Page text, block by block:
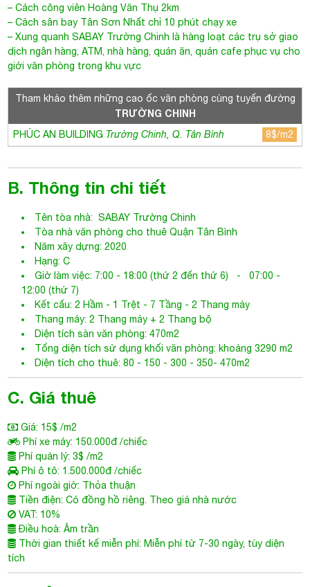
– Cách công viên Hoàng Văn Thụ 2km
– Cách sân bay Tân Sơn Nhất chỉ 10 phút chạy xe
– Xung quanh SABAY Trường Chinh là hàng loạt các trụ sở giao
dịch ngân hàng, ATM, nhà hàng, quán ăn, quán cafe phục vụ cho
giới văn phòng trong khu vực
Tham khảo thêm những cao ốc văn phòng cùng tuyến đường
TRƯỜNG CHINH
PHÚC AN BUILDING Trường Chinh, Q. Tân Bình 8$/m2
B. Thông tin chi tiết
Tên tòa nhà: SABAY Trường Chinh
Tòa nhà văn phòng cho thuê Quận Tân Bình
Năm xây dựng: 2020
Hạng: C
Giờ làm việc: 7:00 - 18:00 (thứ 2 đến thứ 6) - 07:00 -
12:00 (thứ 7)
Kết cấu: 2 Hầm - 1 Trệt - 7 Tầng - 2 Thang máy
Thang máy: 2 Thang máy + 2 Thang bộ
Diện tích sàn văn phòng: 470m2
Tổng diện tích sử dụng khối văn phòng: khoảng 3290 m2
Diện tích cho thuê: 80 - 150 - 300 - 350- 470m2
C. Giá thuê
Giá: 15$ /m2
Phí xe máy: 150.000đ /chiếc
Phí quản lý: 3$ /m2
Phí ô tô: 1.500.000đ /chiếc
Phí ngoài giờ: Thỏa thuận
Tiền điện: Có đồng hồ riêng. Theo giá nhà nước
VAT: 10%
Điều hoà: Âm trần
Thời gian thiết kế miễn phí: Miễn phí từ 7-30 ngày, tùy diện
tích